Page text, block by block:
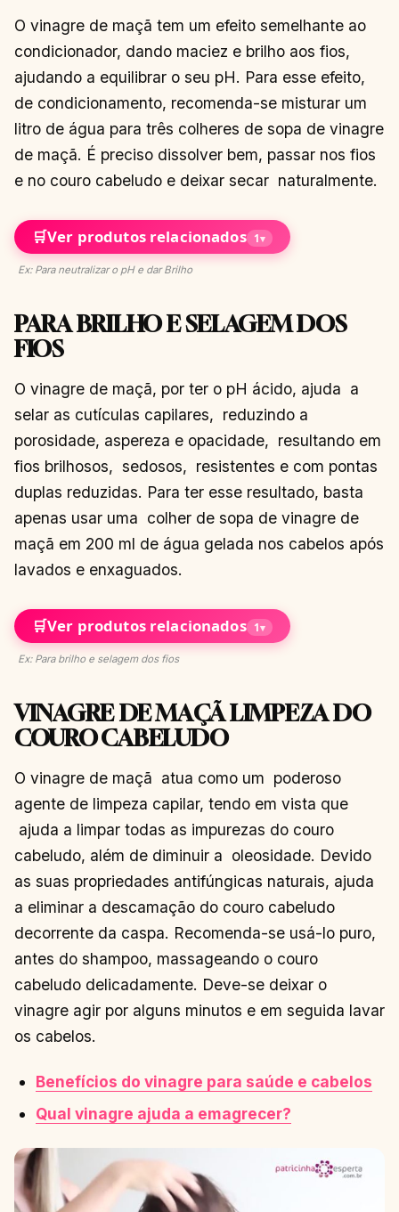
O vinagre de maçã tem um efeito semelhante ao
condicionador, dando maciez e brilho aos fios,
ajudando a equilibrar o seu pH. Para esse efeito,
de condicionamento, recomenda-se misturar um
litro de água para três colheres de sopa de vinagre
de maçã. É preciso dissolver bem, passar nos fios
e no couro cabeludo e deixar secar naturalmente.
🛒Ver produtos relacionados 1▾
Ex: Para neutralizar o pH e dar Brilho
PARA BRILHO E SELAGEM DOS
FIOS
O vinagre de maçã, por ter o pH ácido, ajuda a
selar as cutículas capilares, reduzindo a
porosidade, aspereza e opacidade, resultando em
fios brilhosos, sedosos, resistentes e com pontas
duplas reduzidas. Para ter esse resultado, basta
apenas usar uma colher de sopa de vinagre de
maçã em 200 ml de água gelada nos cabelos após
lavados e enxaguados.
🛒Ver produtos relacionados 1▾
Ex: Para brilho e selagem dos fios
VINAGRE DE MAÇÃ LIMPEZADO
COURO CABELUDO
O vinagre de maçã atua como um poderoso
agente de limpeza capilar, tendo em vista que
ajuda a limpar todas as impurezas do couro
cabeludo, além de diminuir a oleosidade. Devido
as suas propriedades antifúngicas naturais, ajuda
a eliminar a descamação do couro cabeludo
decorrente da caspa. Recomenda-se usá-lo puro,
antes do shampoo, massageando o couro
cabeludo delicadamente. Deve-se deixar o
vinagre agir por alguns minutos e em seguida lavar
os cabelos.
Benefícios do vinagre para saúde e cabelos
Qual vinagre ajuda a emagrecer?